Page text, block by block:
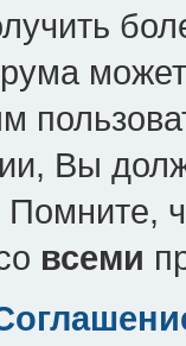
может
Вы
всеми